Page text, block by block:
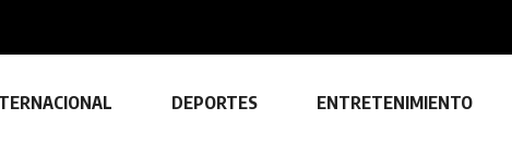
DEPORTES ENTRETENIMIENTO